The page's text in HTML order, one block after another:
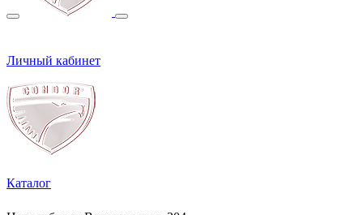
Личный кабинет
Каталог